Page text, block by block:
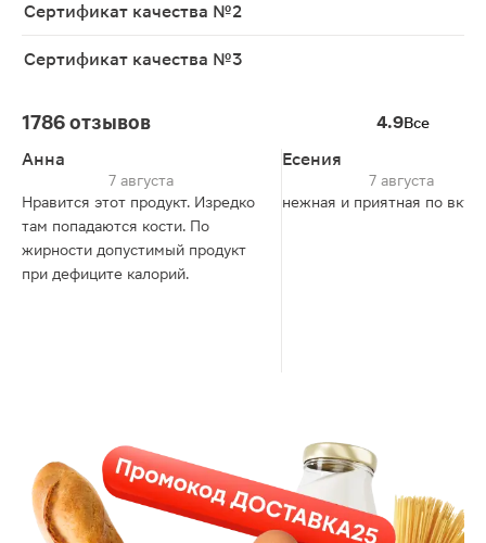
Сертификат качества №2
Сертификат качества №3
1786 отзывов 4.9Все
Анна
7 августа
Нравится этот продукт. Изредко
там попадаются кости. По
жирности допустимый продукт
при дефиците калорий.
Есения
7 августа
нежная и приятная по вкусу